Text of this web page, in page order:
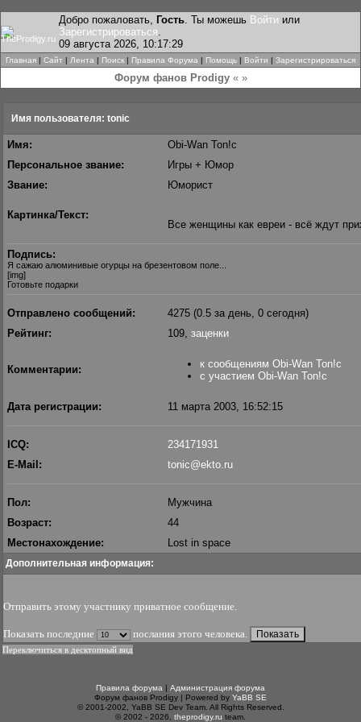
Добро пожаловать, Гость. Ты можешь Войти или
Зарегистрироваться.
09 августа 2026, 10:17:29
Главная | Сайт | Лента | Поиск | Правила Форума | Помощь | Войти | Зарегистрироваться
Форум фанов Prodigy« »
Имя пользователя: tonic
Имя:
Obi-Wan Ton!c
Персональное звание:
Игры + Юмор
Звание:
Юморист
Картинка/Текст:
Все женщины как евреи - всё ждут
Подпись:
Я сажаю алюминивые огурцы на брезентовом поле...
[img]
Готовьте подарки
Отправлено сообщений:
4275 (0.5 за день, 0 сегодня)
Рейтинг:
109, заценки
Комментарии:
к сообщениям Obi-Wan Ton!c
с участием Obi-Wan Ton!c
Дата регистрации: 11 марта 2003, 16:52:15
ICQ:
234171931
E-Mail:
tonic@ekto.ru
Пол:
Мужчина
Возраст:
44
Местонахождение:
Lost in space
Дополнительная информация:
Отправить этому участнику приватное сообщение.
Показать последние послания этого человека.
Переключиться в десктопный вид
Правила форума | Администрация форума
Форум фанов Prodigy | Powered by YaBB SE
© 2001-2002, YaBB SE Dev Team. All Rights Reserved.
© 2002 - 2026, theprodigy.ru team.